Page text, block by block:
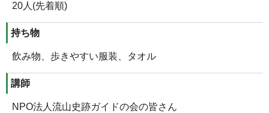
20人(先着順)
持ち物
飲み物、歩きやすい服装、タオル
講師
NPO法人流山史跡ガイドの会の皆さん